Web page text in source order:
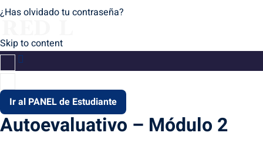
¿Has olvidado tu contraseña?
Skip to content
Ir al PANEL de Estudiante
Autoevaluativo – Módulo 2